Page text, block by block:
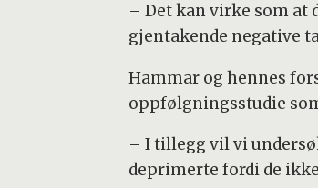
– Det kan virke som
gjentakende negative
Hammar og hennes
oppfølgningsstudie
– I tillegg vil vi
deprimerte fordi de